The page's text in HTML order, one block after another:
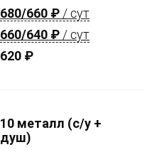
680/660 ₽ / сут
660/640 ₽ / сут
620 ₽
10 металл (с/у +
душ)